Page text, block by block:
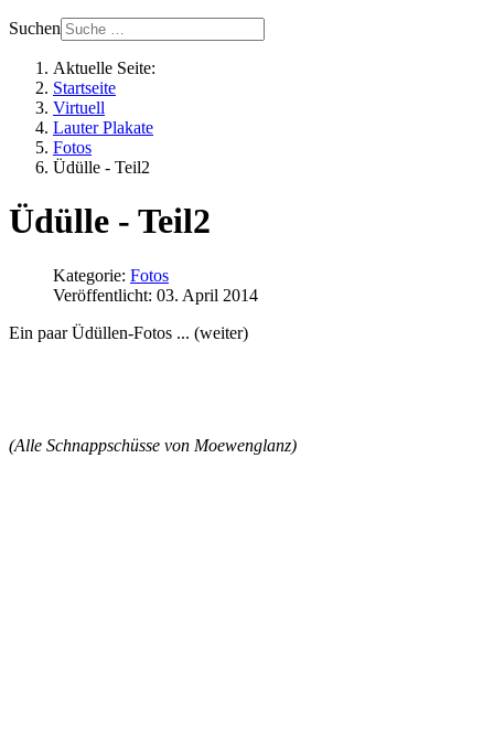
Suchen
Aktuelle Seite:
Startseite
Virtuell
Lauter Plakate
Fotos
Üdülle - Teil2
Üdülle - Teil2
Kategorie: Fotos
Veröffentlicht: 03. April 2014
Ein paar Üdüllen-Fotos ... (weiter)
(Alle Schnappschüsse von Moewenglanz)